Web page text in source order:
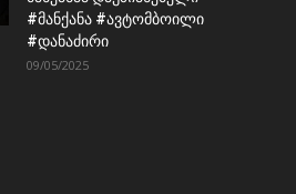
#მანქანა #ავტომბოილი
#დანაძირი
09/05/2025